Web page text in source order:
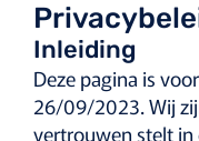
Inleiding
Deze pagina is
26/09/2023. Wij
vertrouwen stelt in